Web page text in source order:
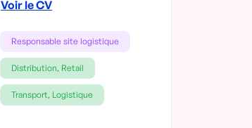
Voir le CV
Responsable site logistique
Distribution, Retail
Transport, Logistique